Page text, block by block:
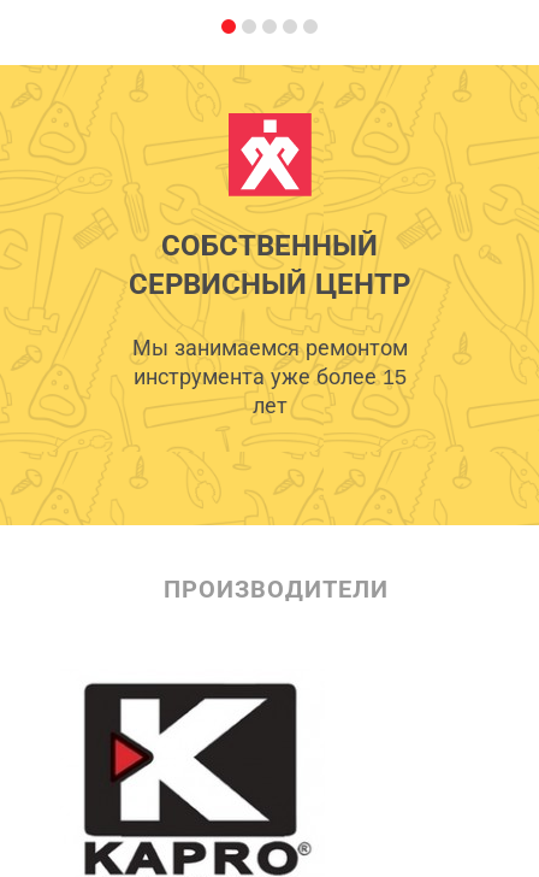
СОБСТВЕННЫЙ
СЕРВИСНЫЙ ЦЕНТР
Мы занимаемся ремонтом
инструмента уже более 15
лет
ПРОИЗВОДИТЕЛИ